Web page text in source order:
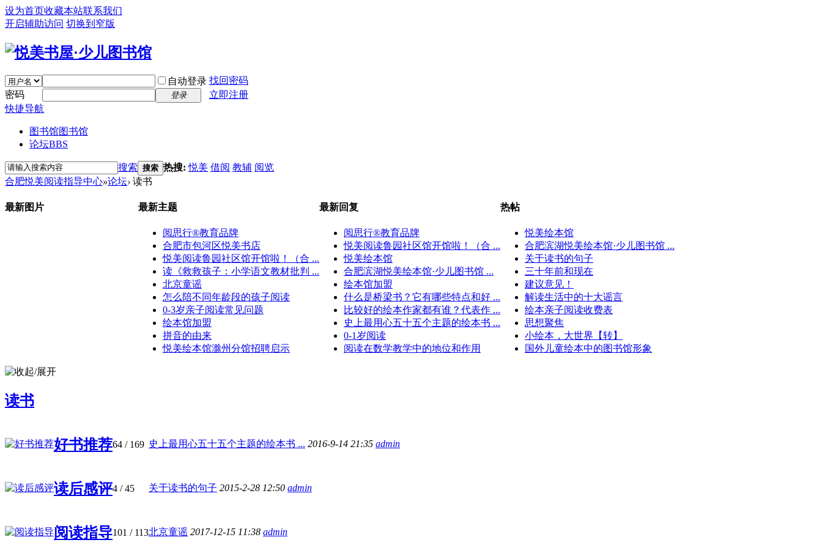
设为首页收藏本站联系我们
开启辅助访问 切换到窄版
自动登录 找回密码
密码
登录
立即注册
快捷导航
图书馆图书馆
论坛BBS
搜索 搜索 热搜:悦美 借阅 教辅 阅览
合肥悦美阅读指导中心»论坛› 读书
最新图片 最新主题
阅思行®教育品牌
合肥市包河区悦美书店
悦美阅读鲁园社区馆开馆啦！（合 ...
读《救救孩子：小学语文教材批判 ...
北京童谣
怎么陪不同年龄段的孩子阅读
0-3岁亲子阅读常见问题
绘本馆加盟
拼音的由来
悦美绘本馆滁州分馆招聘启示
最新回复
阅思行®教育品牌
悦美阅读鲁园社区馆开馆啦！（合 ...
悦美绘本馆
合肥滨湖悦美绘本馆·少儿图书馆 ...
绘本馆加盟
什么是桥梁书？它有哪些特点和好 ...
比较好的绘本作家都有谁？代表作 ...
史上最用心五十五个主题的绘本书 ...
0-1岁阅读
阅读在数学教学中的地位和作用
热帖
悦美绘本馆
合肥滨湖悦美绘本馆·少儿图书馆 ...
关于读书的句子
三十年前和现在
建议意见！
解读生活中的十大谣言
绘本亲子阅读收费表
思想聚焦
小绘本，大世界【转】
国外儿童绘本中的图书馆形象
读书
好书推荐64 / 169 史上最用心五十五个主题的绘本书 ... 2016-9-14 21:35 admin
读后感评4 / 45 关于读书的句子 2015-2-28 12:50 admin
阅读指导101 / 113北京童谣 2017-12-15 11:38 admin